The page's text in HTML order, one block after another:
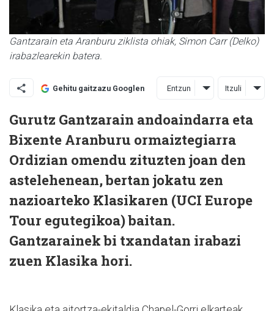
Gantzarain eta Aranburu ziklista ohiak, Simon Carr (Delko)
irabazlearekin batera.
Gehitu gaitzazu Googlen Entzun Itzuli
Gurutz Gantzarain andoaindarra eta
Bixente Aranburu ormaiztegiarra
Ordizian omendu zituzten joan den
astelehenean, bertan jokatu zen
nazioarteko Klasikaren (UCI Europe
Tour egutegikoa) baitan.
Gantzarainek bi txandatan irabazi
zuen Klasika hori.